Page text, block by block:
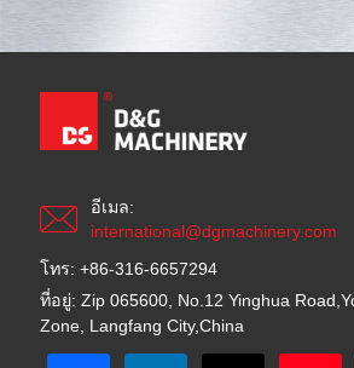
อีเมล:
international@dgmachinery.com
โทร: +86-316-6657294
ที่อยู่: Zip 065600, No.12 Yinghua
Zone, Langfang City,China